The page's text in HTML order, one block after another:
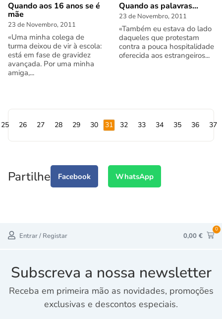
Quando aos 16 anos se é
mãe
23 de Novembro, 2011
«Uma minha colega de
turma deixou de vir à escola:
está em fase de gravidez
avançada. Por uma minha
amiga,...
Quando as palavras...
23 de Novembro, 2011
«Também eu estava do lado
daqueles que protestam
contra a pouca hospitalidade
oferecida aos estrangeiros...
25 26 27 28 29 30 31 32 33 34 35 36 37
Partilhe Facebook WhatsApp
Entrar / Registar 0,00 €
0
Subscreva a nossa newsletter
Receba em primeira mão as novidades, promoções
exclusivas e descontos especiais.